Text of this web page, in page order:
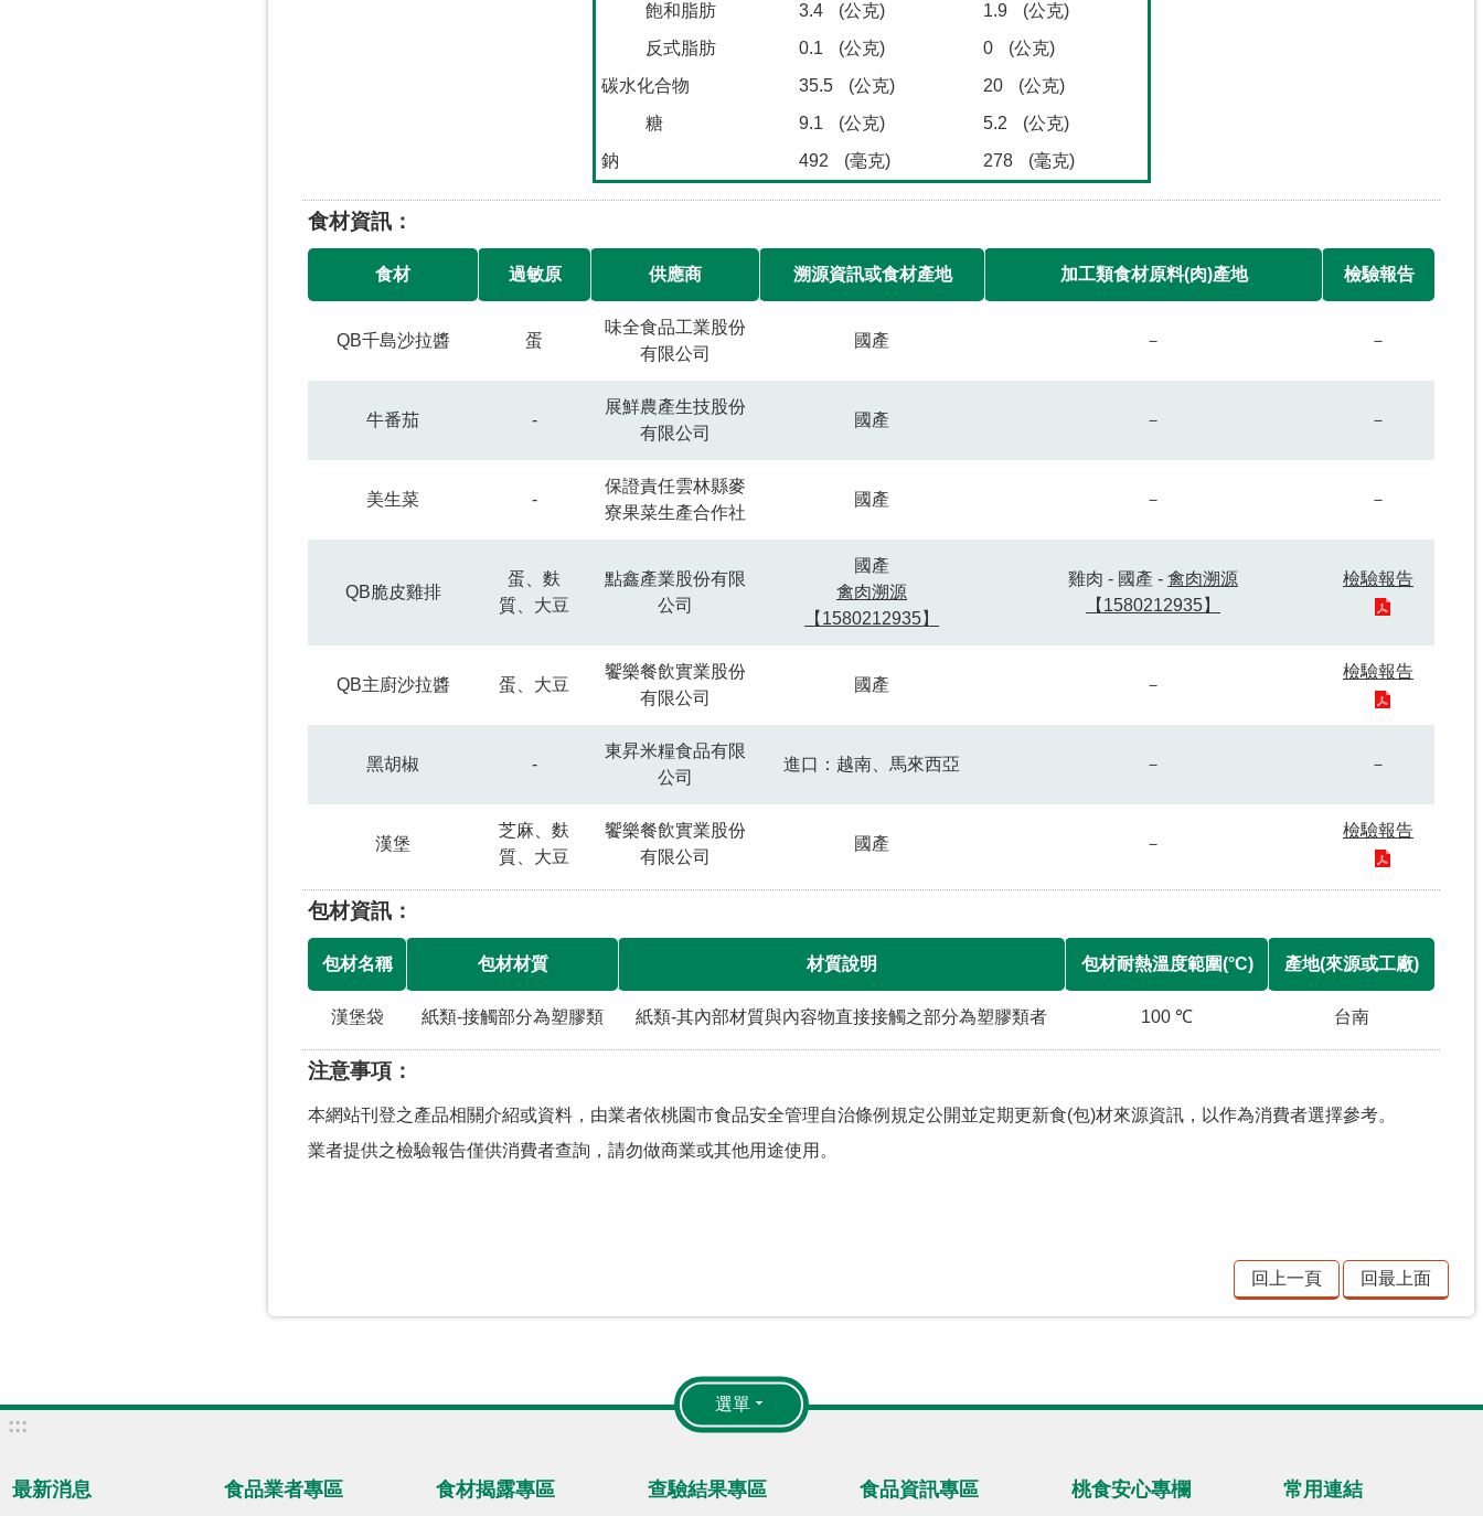
飽和脂肪
3.4 (公克) 1.9
(公克)
反式脂肪
0.1 (公克) 0
(公克)
碳水化合物
35.5 (公克) 20
(公克)
糖
9.1 (公克) 5.2
(公克)
鈉
492 (毫克) 278 (毫克)
食材資訊
食材 過敏原 供應商 溯源資訊或食材產地 加工類食材原料(肉)產地 檢驗報告
QB千島沙拉醬 蛋
味全食品工業股份
有限公司
國產 － －
牛番茄 -
展鮮農產生技股份
有限公司
國產 － －
美生菜 -
保證責任雲林縣麥
寮果菜生產合作社
國產 － －
QB脆皮雞排
蛋、麩
質、大豆
點鑫產業股份有限
公司
國產
禽肉溯源
【1580212935】
雞肉 - 國產 - 禽肉溯源
【1580212935】
檢驗報告
QB主廚沙拉醬 蛋、大豆
饗樂餐飲實業股份
有限公司
國產 －
檢驗報告
黑胡椒 -
東昇米糧食品有限
公司
進口：越南、馬來西亞 － －
漢堡
芝麻、麩
質、大豆
饗樂餐飲實業股份
有限公司
國產 －
檢驗報告
包材資訊
包材名稱 包材材質 材質說明 包材耐熱溫度範圍(°C) 產地(來源或工廠)
漢堡袋 紙類-接觸部分為塑膠類 紙類-其內部材質與內容物直接接觸之部分為塑膠類者 100 ℃ 台南
注意事項
本網站刊登之產品相關介紹或資料，由業者依桃園市食品安全管理自治條例規定公開並定期更新食(包)材來源資訊，以作為消費者選擇參考。
業者提供之檢驗報告僅供消費者查詢，請勿做商業或其他用途使用。
回上一頁 回最上面
選單
:::
最新消息 食品業者專區 食材揭露專區 查驗結果專區 食品資訊專區 桃食安心專欄 常用連結